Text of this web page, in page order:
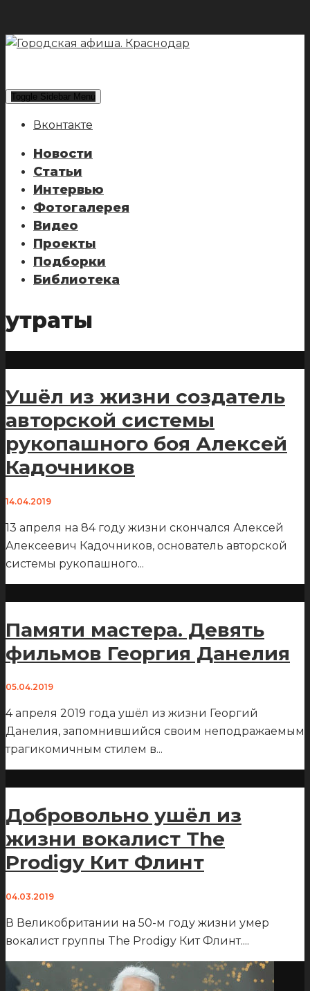
Toggle Sidebar Menu
Вконтакте
Новости
Статьи
Интервью
Фотогалерея
Видео
Проекты
Подборки
Библиотека
утраты
Ушёл из жизни создатель
авторской системы
рукопашного боя Алексей
Кадочников
14.04.2019
13 апреля на 84 году жизни скончался Алексей
Алексеевич Кадочников, основатель авторской
системы рукопашного...
Памяти мастера. Девять
фильмов Георгия Данелия
05.04.2019
4 апреля 2019 года ушёл из жизни Георгий
Данелия, запомнившийся своим неподражаемым
трагикомичным стилем в...
Добровольно ушёл из
жизни вокалист The
Prodigy Кит Флинт
04.03.2019
В Великобритании на 50-м году жизни умер
вокалист группы The Prodigy Кит Флинт....